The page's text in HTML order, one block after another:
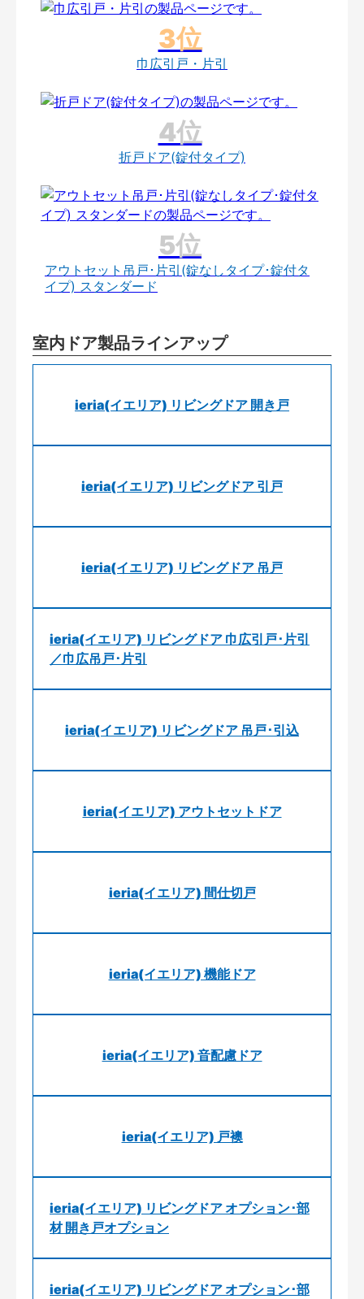
巾広引戸・片引
折戸ドア(錠付タイプ)
アウトセット吊戸･片引(錠なしタイプ･錠付タ
イプ) スタンダード
室内ドア製品ラインアップ
ieria(イエリア) リビングドア 開き戸
ieria(イエリア) リビングドア 引戸
ieria(イエリア) リビングドア 吊戸
ieria(イエリア) リビングドア 巾広引戸･片引
／巾広吊戸･片引
ieria(イエリア) リビングドア 吊戸･引込
ieria(イエリア) アウトセットドア
ieria(イエリア) 間仕切戸
ieria(イエリア) 機能ドア
ieria(イエリア) 音配慮ドア
ieria(イエリア) 戸襖
ieria(イエリア) リビングドア オプション･部
材 開き戸オプション
ieria(イエリア) リビングドア オプション･部